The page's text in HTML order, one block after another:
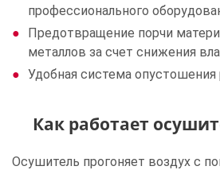
профессионального
Предотвращение порчи
металлов за счет снижения
Удобная система опустошения
Как работает
Осушитель прогоняет воздух с